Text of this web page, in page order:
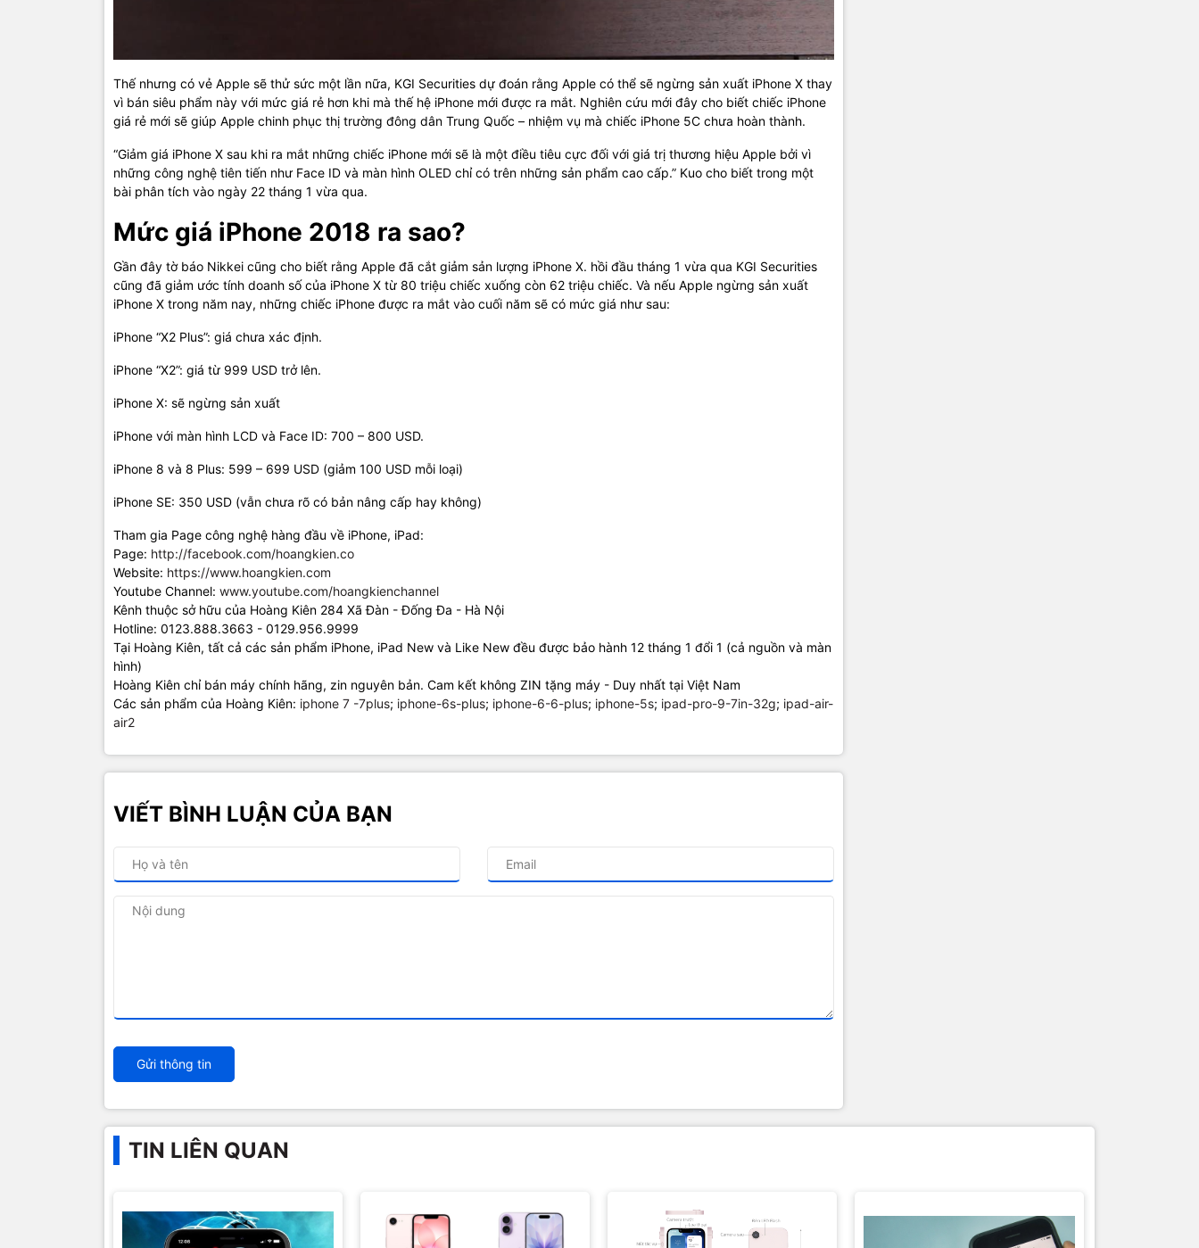
Thế nhưng có vẻ Apple sẽ thử sức một lần nữa, KGI Securities dự đoán rằng Apple có thể sẽ ngừng sản xuất iPhone X thay
vì bán siêu phẩm này với mức giá rẻ hơn khi mà thế hệ iPhone mới được ra mắt. Nghiên cứu mới đây cho biết chiếc iPhone
giá rẻ mới sẽ giúp Apple chinh phục thị trường đông dân Trung Quốc – nhiệm vụ mà chiếc iPhone 5C chưa hoàn thành.
“Giảm giá iPhone X sau khi ra mắt những chiếc iPhone mới sẽ là một điều tiêu cực đối với giá trị thương hiệu Apple bởi vì
những công nghệ tiên tiến như Face ID và màn hình OLED chỉ có trên những sản phẩm cao cấp.” Kuo cho biết trong một
bài phân tích vào ngày 22 tháng 1 vừa qua.
Mức giá iPhone 2018 ra sao?
Gần đây tờ báo Nikkei cũng cho biết rằng Apple đã cắt giảm sản lượng iPhone X. hồi đầu tháng 1 vừa qua KGI Securities
cũng đã giảm ước tính doanh số của iPhone X từ 80 triệu chiếc xuống còn 62 triệu chiếc. Và nếu Apple ngừng sản xuất
iPhone X trong năm nay, những chiếc iPhone được ra mắt vào cuối năm sẽ có mức giá như sau:
iPhone “X2 Plus”: giá chưa xác định.
iPhone “X2”: giá từ 999 USD trở lên.
iPhone X: sẽ ngừng sản xuất
iPhone với màn hình LCD và Face ID: 700 – 800 USD.
iPhone 8 và 8 Plus: 599 – 699 USD (giảm 100 USD mỗi loại)
iPhone SE: 350 USD (vẫn chưa rõ có bản nâng cấp hay không)
Tham gia Page công nghệ hàng đầu về iPhone, iPad:
Page: http://facebook.com/hoangkien.co
Website: https://www.hoangkien.com
Youtube Channel: www.youtube.com/hoangkienchannel
Kênh thuộc sở hữu của Hoàng Kiên 284 Xã Đàn - Đống Đa - Hà Nội
Hotline: 0123.888.3663 - 0129.956.9999
Tại Hoàng Kiên, tất cả các sản phẩm iPhone, iPad New và Like New đều được bảo hành 12 tháng 1 đổi 1 (cả nguồn và màn
hình)
Hoàng Kiên chỉ bán máy chính hãng, zin nguyên bản. Cam kết không ZIN tặng máy - Duy nhất tại Việt Nam
Các sản phẩm của Hoàng Kiên: iphone 7 -7plus; iphone-6s-plus; iphone-6-6-plus; iphone-5s; ipad-pro-9-7in-32g; ipad-air-
air2
VIẾT BÌNH LUẬN CỦA BẠN
Gửi thông tin
TIN LIÊN QUAN